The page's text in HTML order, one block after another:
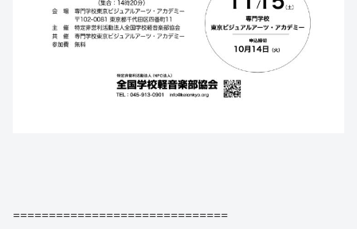
==============================